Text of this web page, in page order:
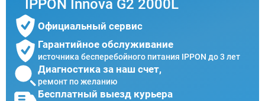
IPPON Innova G2 2000L
Официальный сервис
Гарантийное обслуживание
источника бесперебойного питания IPPON до 3 лет
Диагностика за наш счет,
ремонт по желанию
Бесплатный выезд курьера